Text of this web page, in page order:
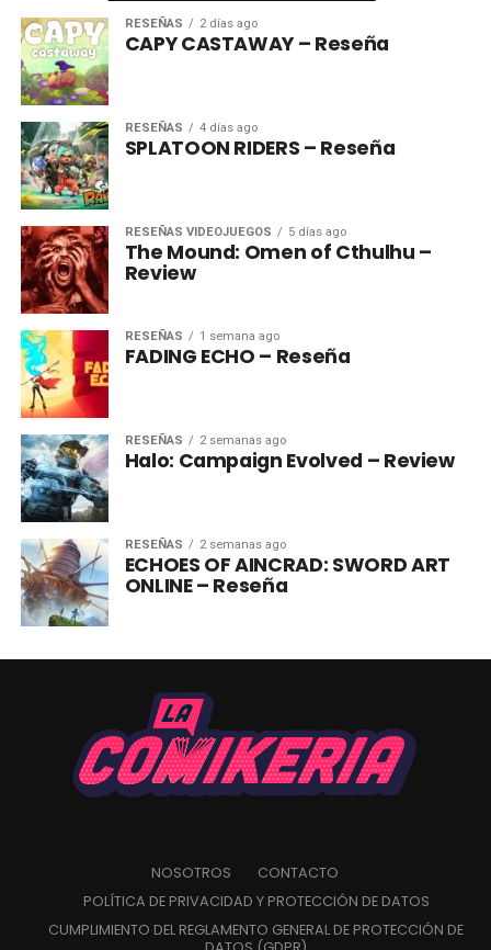
RESEÑAS 2 días ago
CAPY CASTAWAY – Reseña
RESEÑAS 4 días ago
SPLATOON RIDERS – Reseña
RESEÑAS VIDEOJUEGOS 5 días ago
The Mound: Omen of Cthulhu –
Review
RESEÑAS 1 semana ago
FADING ECHO – Reseña
RESEÑAS 2 semanas ago
Halo: Campaign Evolved – Review
RESEÑAS 2 semanas ago
ECHOES OF AINCRAD: SWORD ART
ONLINE – Reseña
NOSOTROS
CONTACTO
POLÍTICA DE PRIVACIDAD Y PROTECCIÓN DE DATOS
CUMPLIMIENTO DEL REGLAMENTO GENERAL DE PROTECCIÓN DE